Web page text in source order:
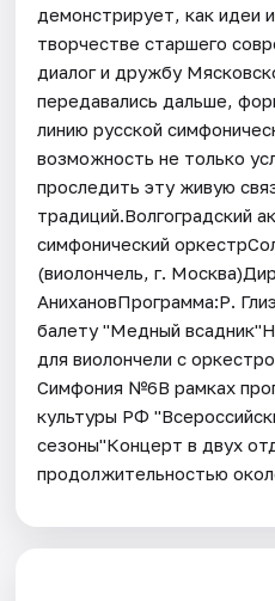
демонстрирует, как идеи
творчестве старшего
диалог и дружбу
передавались дальше,
линию русской
возможность не только
проследить эту живую
традиций.Волгоградский
симфонический
(виолончель, г.
АнихановПрограмма:Р.
балету "Медный
для виолончели с
Симфония №6В рамках
культуры РФ
сезоны"Концерт в двух
продолжительностью